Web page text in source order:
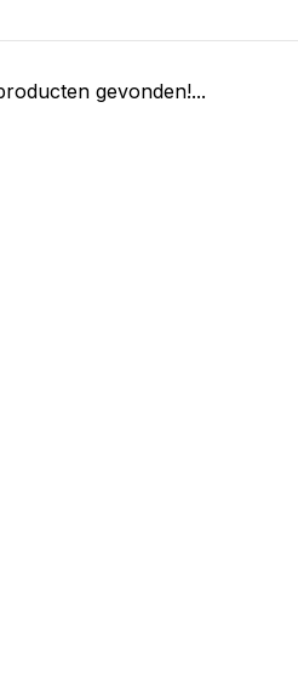
gevonden!...